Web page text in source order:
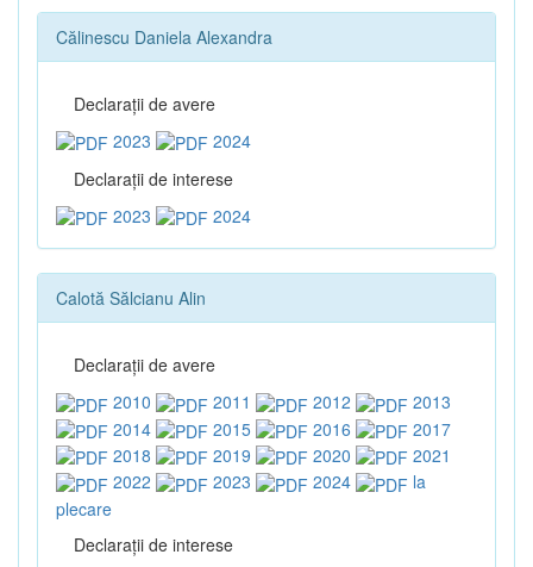
Călinescu Daniela Alexandra
Declaraţii de avere
2023
2024
Declaraţii de interese
2023
2024
Calotă Sălcianu Alin
Declaraţii de avere
2010
2011 2012
2013
2014
2015 2016
2017
2018
2019 2020
2021
2022
2023 2024
la
plecare
Declaraţii de interese